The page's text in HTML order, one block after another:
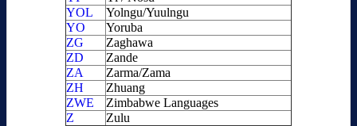
YOL
Yolngu/Yuulngu
YO
Yoruba
ZG
Zaghawa
ZD
Zande
ZA
Zarma/Zama
ZH
Zhuang
ZWE
Zimbabwe Languages
Z
Zulu